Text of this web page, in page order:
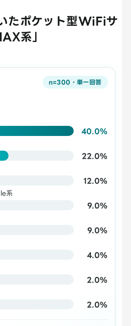
たポケット型WiFiサ
系」
n=300・単一回答
40.0%
22.0%
12.0%
系
9.0%
9.0%
4.0%
2.0%
2.0%